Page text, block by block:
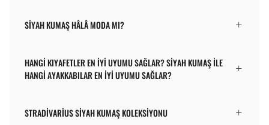
SIYAH KUMAŞ HÂLÂ MODA MI?
HANGI KIYAFETLER EN IYI UYUMU SAĞLAR? SIYAH KUMAŞ ILE
HANGI AYAKKABILAR EN IYI UYUMU SAĞLAR?
STRADIVARIUS SIYAH KUMAŞ KOLEKSIYONU